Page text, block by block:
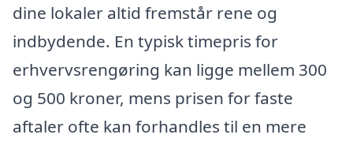
dine lokaler altid fremstår rene og
indbydende. En typisk timepris for
erhvervsrengøring kan ligge mellem 300
og 500 kroner, mens prisen for faste
aftaler ofte kan forhandles til en mere